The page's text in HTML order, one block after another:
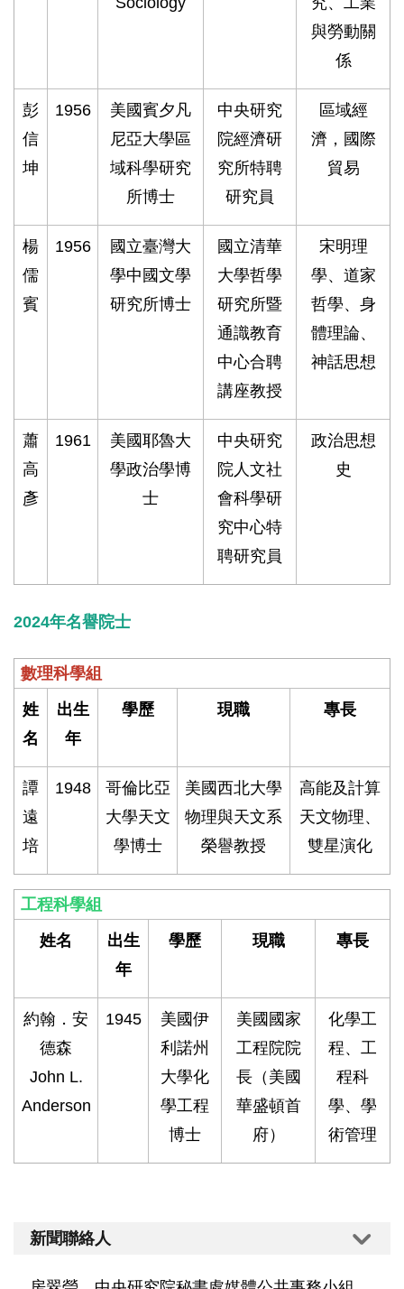
與勞動關
係
彭
信
坤
1956
美國賓夕凡
尼亞大學區
域科學研究
所博士
中央研究
院經濟研
究所特聘
研究員
區域經
濟，國際
貿易
楊
儒
賓
1956
國立臺灣大
學中國文學
研究所博士
國立清華
大學哲學
研究所暨
通識教育
中心合聘
講座教授
宋明理
學、道家
哲學、身
體理論、
神話思想
蕭
高
彥
1961
美國耶魯大
學政治學博
士
中央研究
院人文社
會科學研
究中心特
聘研究員
政治思想
史
2024年名譽院士
數理科學組
姓
名
出生
年
學歷 現職 專長
譚
遠
培
1948
哥倫比亞
大學天文
學博士
美國西北大學
物理與天文系
榮譽教授
高能及計算
天文物理、
雙星演化
工程科學組
姓名
出生
年
學歷 現職 專長
約翰．安
德森
John L.
Anderson
1945
美國伊
利諾州
大學化
學工程
博士
美國國家
工程院院
長（美國
華盛頓首
府）
化學工
程、工
程科
學、學
術管理
新聞聯絡人